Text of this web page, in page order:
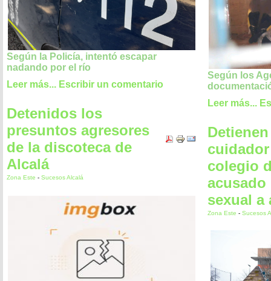
Según la Policía, intentó escapar
nadando por el río
Leer más... Escribir un comentario
Detenidos los
presuntos agresores
de la discoteca de
Alcalá
Zona Este - Sucesos Alcalá
Según los
Leer más...
colegio
acusado
sexual a
Zona Este - Sucesos